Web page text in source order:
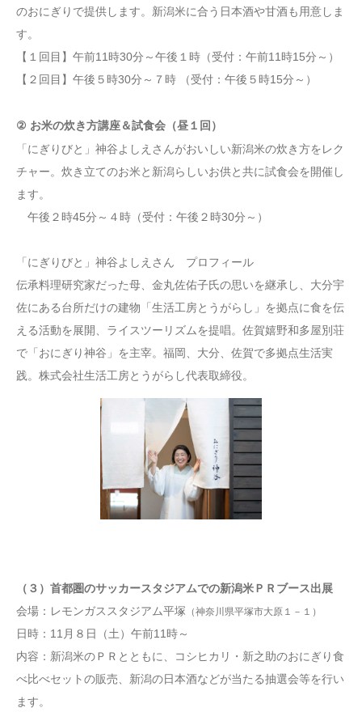
のおにぎりで提供します。新潟米に合う日本酒や甘酒も用意しま
す。
【１回目】午前11時30分～午後１時（受付：午前11時15分～）
【２回目】午後５時30分～７時 （受付：午後５時15分～）
② お米の炊き方講座＆試食会（昼１回）
「にぎりびと」神谷よしえさんがおいしい新潟米の炊き方をレク
チャー。炊き立てのお米と新潟らしいお供と共に試食会を開催し
ます。
午後２時45分～４時（受付：午後２時30分～）
「にぎりびと」神谷よしえさん プロフィール
伝承料理研究家だった母、金丸佐佑子氏の思いを継承し、大分宇
佐にある台所だけの建物「生活工房とうがらし」を拠点に食を伝
える活動を展開、ライスツーリズムを提唱。佐賀嬉野和多屋別荘
で「おにぎり神谷」を主宰。福岡、大分、佐賀で多拠点生活実
践。株式会社生活工房とうがらし代表取締役。
（３）首都圏のサッカースタジアムでの新潟米ＰＲブース出展
会場：レモンガススタジアム平塚 （神奈川県平塚市大原１－１）
日時：11月８日（土）午前11時～
内容：新潟米のＰＲとともに、コシヒカリ・新之助のおにぎり食
べ比べセットの販売、新潟の日本酒などが当たる抽選会等を行い
ます。